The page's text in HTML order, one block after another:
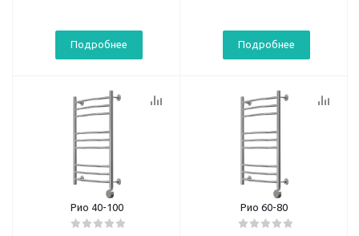
Подробнее Подробнее
Рио 40-100 Рио 60-80